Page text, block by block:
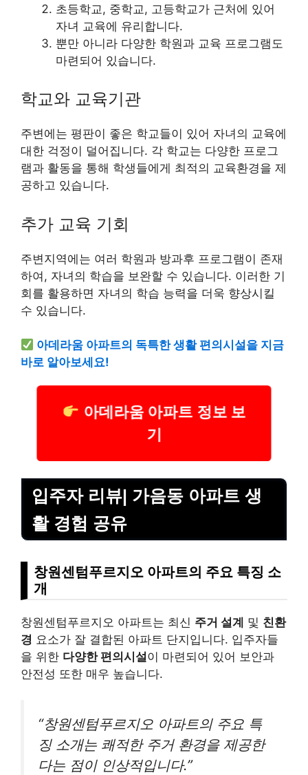
초등학교, 중학교, 고등학교가 근처에 있어
자녀 교육에 유리합니다.
뿐만 아니라 다양한 학원과 교육 프로그램도
마련되어 있습니다.
학교와 교육기관
주변에는 평판이 좋은 학교들이 있어 자녀의 교육에
대한 걱정이 덜어집니다. 각 학교는 다양한 프로그
램과 활동을 통해 학생들에게 최적의 교육환경을 제
공하고 있습니다.
추가 교육 기회
주변지역에는 여러 학원과 방과후 프로그램이 존재
하여, 자녀의 학습을 보완할 수 있습니다. 이러한 기
회를 활용하면 자녀의 학습 능력을 더욱 향상시킬
수 있습니다.
아데라움 아파트의 독특한 생활 편의시설을 지금
바로 알아보세요!
아데라움 아파트 정보 보
기
입주자 리뷰| 가음동 아파트 생
활 경험 공유
창원센텀푸르지오 아파트의 주요 특징 소
개
창원센텀푸르지오 아파트는 최신 주거 설계 및 친환
경 요소가 잘 결합된 아파트 단지입니다. 입주자들
을 위한 다양한 편의시설이 마련되어 있어 보안과
안전성 또한 매우 높습니다.
“창원센텀푸르지오 아파트의 주요 특
징 소개는 쾌적한 주거 환경을 제공한
다는 점이 인상적입니다.”